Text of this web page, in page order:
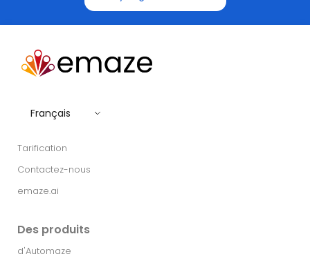
Français
Tarification
Contactez-nous
emaze.ai
Des produits
d'Automaze